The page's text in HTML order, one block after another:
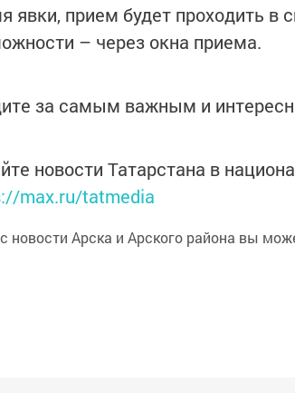
явки, прием будет проходить
– через окна приема.
за самым важным и
новости Татарстана в
max.ru/tatmedia
новости Арска и Арского района вы